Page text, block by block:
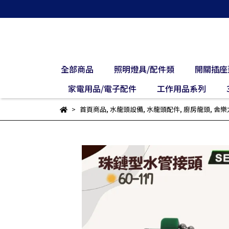
全部商品 照明燈具/配件類
開關插
家電用品/電子配件
工作用品系列
首頁商品, 水龍頭設備, 水龍頭配件, 廚房龍頭, 舍樂